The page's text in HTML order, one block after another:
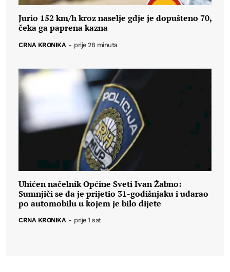
Jurio 152 km/h kroz naselje gdje je dopušteno 70,
čeka ga paprena kazna
CRNA KRONIKA - prije 28 minuta
Uhićen načelnik Općine Sveti Ivan Žabno:
Sumnjiči se da je prijetio 31-godišnjaku i udarao
po automobilu u kojem je bilo dijete
CRNA KRONIKA - prije 1 sat